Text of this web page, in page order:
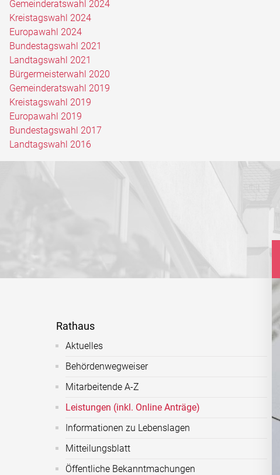
Gemeinderatswahl 2024
Kreistagswahl 2024
Europawahl 2024
Bundestagswahl 2021
Landtagswahl 2021
Bürgermeisterwahl 2020
Gemeinderatswahl 2019
Kreistagswahl 2019
Europawahl 2019
Bundestagswahl 2017
Landtagswahl 2016
Rathaus
Aktuelles
Behördenwegweiser
Mitarbeitende A-Z
Leistungen (inkl. Online Anträge)
Informationen zu Lebenslagen
Mitteilungsblatt
Öffentliche Bekanntmachungen